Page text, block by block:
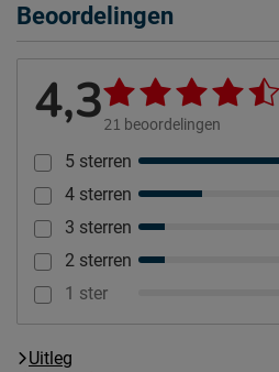
Beoordelingen
4,321 beoordelingen
5 sterren
4 sterren
3 sterren
2 sterren
1 ster
Uitleg